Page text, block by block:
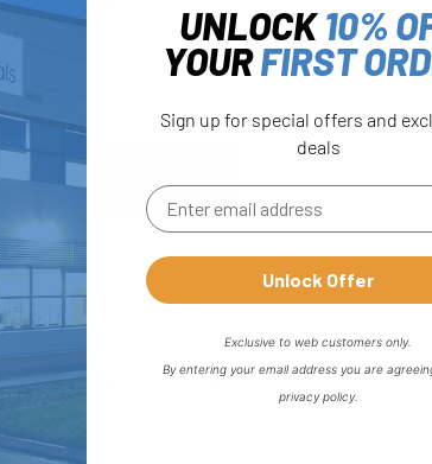
di Backup - DST113
UNLOCK10%
YOURFIRST
Sign up for special offers and
deals
Unlock Offer
Exclusive to web customers only.
By entering your email address you are
privacy policy.